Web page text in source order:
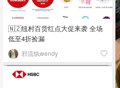
🇳🇿纽村百货红点大促来袭 全场
低至4折捡漏
邪流纨wendy